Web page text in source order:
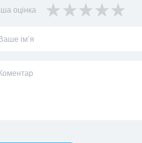
оцінка
ім’я